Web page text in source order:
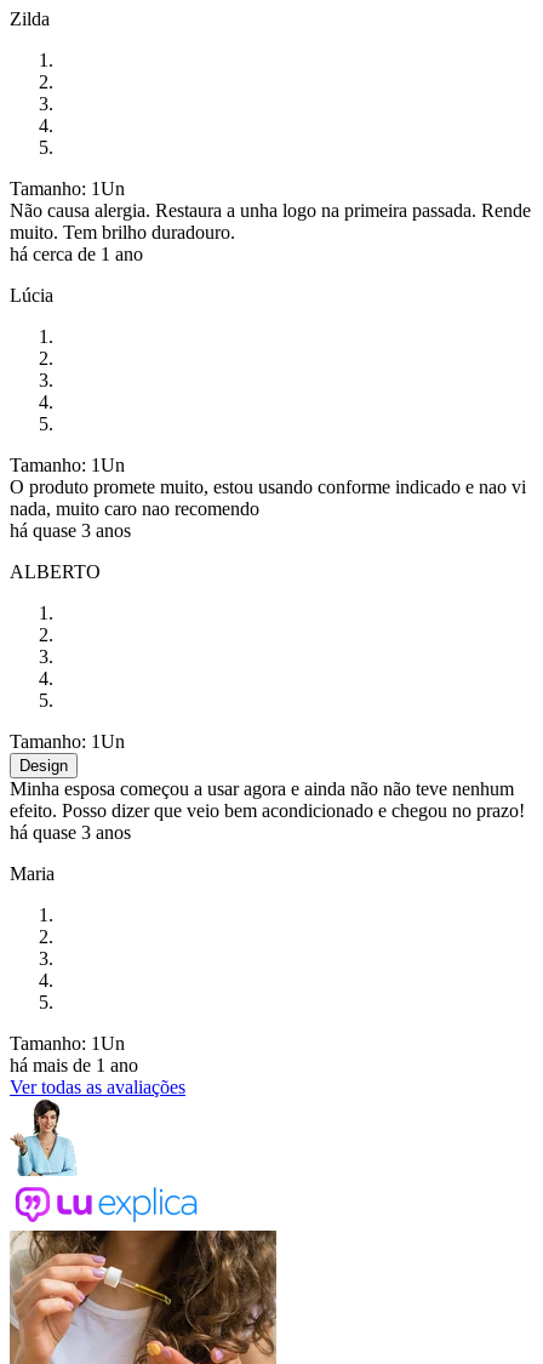
Zilda
Tamanho: 1Un
Não causa alergia. Restaura a unha logo na primeira passada. Rende
muito. Tem brilho duradouro.
há cerca de 1 ano
Lúcia
Tamanho: 1Un
O produto promete muito, estou usando conforme indicado e nao vi
nada, muito caro nao recomendo
há quase 3 anos
ALBERTO
Tamanho: 1Un
Design
Minha esposa começou a usar agora e ainda não não teve nenhum
efeito. Posso dizer que veio bem acondicionado e chegou no prazo!
há quase 3 anos
Maria
Tamanho: 1Un
há mais de 1 ano
Ver todas as avaliações